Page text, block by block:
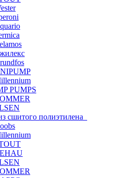
PUMPS
сшитого полиэтилена